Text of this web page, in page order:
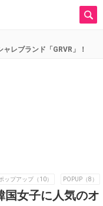
レブランド「GRVR」！
ップアップ（10） POPUP（8）
国女子に人気のオ